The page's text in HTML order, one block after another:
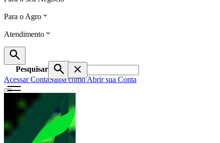
Para o Agro
Atendimento
Pesquisar
Acessar ContaSaiba como Abrir sua Conta